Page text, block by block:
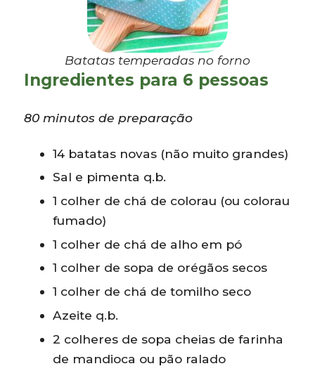
Batatas temperadas no forno
Ingredientes para 6 pessoas
80 minutos de preparação
14 batatas novas (não muito grandes)
Sal e pimenta q.b.
1 colher de chá de colorau (ou colorau
fumado)
1 colher de chá de alho em pó
1 colher de sopa de orégãos secos
1 colher de chá de tomilho seco
Azeite q.b.
2 colheres de sopa cheias de farinha
de mandioca ou pão ralado